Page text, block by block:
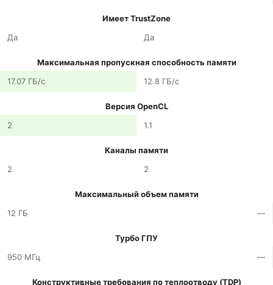
Имеет TrustZone
Да
Да
Максимальная пропускная способность памяти
17.07 ГБ/с
12.8 ГБ/с
Версия OpenCL
2
1.1
Каналы памяти
2
2
Максимальный объем памяти
12 ГБ
—
Турбо ГПУ
950 МГц
—
Конструктивные требования по теплоотводу (TDP)